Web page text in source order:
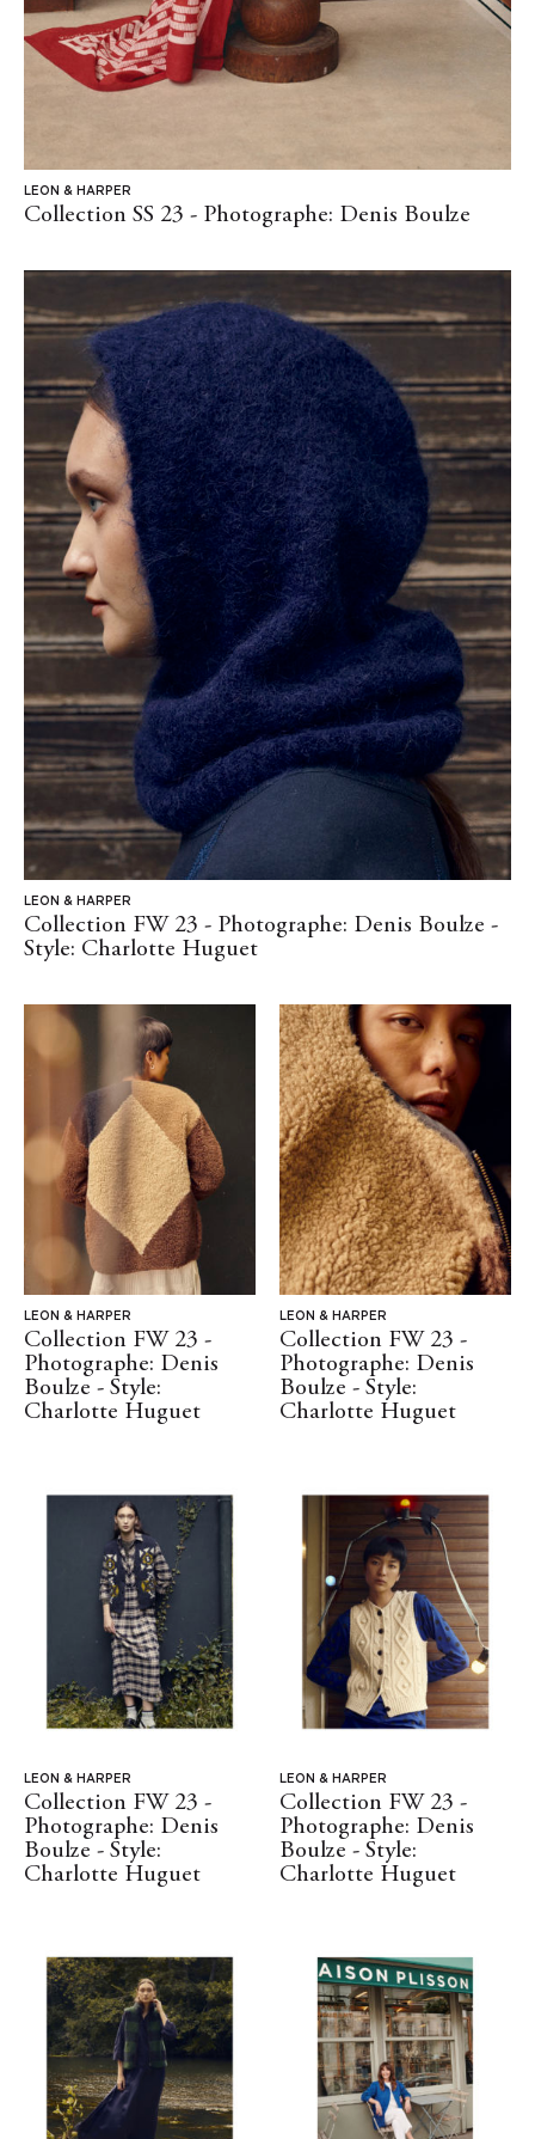
LEON & HARPER
Collection SS 23 - Photographe: Denis Boulze
LEON & HARPER
Collection FW 23 - Photographe: Denis Boulze -
Style: Charlotte Huguet
LEON & HARPER
Collection FW 23 -
Photographe: Denis
Boulze - Style:
Charlotte Huguet
LEON & HARPER
Collection FW 23 -
Photographe: Denis
Boulze - Style:
Charlotte Huguet
LEON & HARPER
Collection FW 23 -
Photographe: Denis
Boulze - Style:
Charlotte Huguet
LEON & HARPER
Collection FW 23 -
Photographe: Denis
Boulze - Style:
Charlotte Huguet